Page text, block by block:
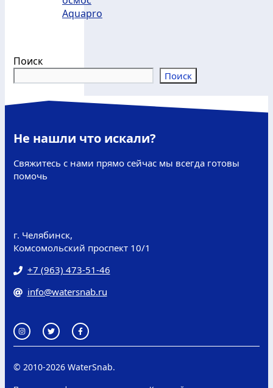
Aquapro
Поиск
Поиск
Не нашли что искали?
Свяжитесь с нами прямо сейчас мы всегда готовы
помочь
г. Челябинск,
Комсомольский проспект 10/1
+7 (963) 473-51-46
info@watersnab.ru
© 2010-2026 WaterSnab.